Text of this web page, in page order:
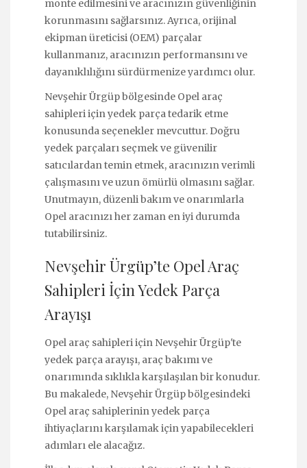
monte edilmesini ve aracınızın güvenliğinin
korunmasını sağlarsınız. Ayrıca, orijinal
ekipman üreticisi (OEM) parçalar
kullanmanız, aracınızın performansını ve
dayanıklılığını sürdürmenize yardımcı olur.
Nevşehir Ürgüp bölgesinde Opel araç
sahipleri için yedek parça tedarik etme
konusunda seçenekler mevcuttur. Doğru
yedek parçaları seçmek ve güvenilir
satıcılardan temin etmek, aracınızın verimli
çalışmasını ve uzun ömürlü olmasını sağlar.
Unutmayın, düzenli bakım ve onarımlarla
Opel aracınızı her zaman en iyi durumda
tutabilirsiniz.
Nevşehir Ürgüp’te Opel Araç
Sahipleri İçin Yedek Parça
Arayışı
Opel araç sahipleri için Nevşehir Ürgüp'te
yedek parça arayışı, araç bakımı ve
onarımında sıklıkla karşılaşılan bir konudur.
Bu makalede, Nevşehir Ürgüp bölgesindeki
Opel araç sahiplerinin yedek parça
ihtiyaçlarını karşılamak için yapabilecekleri
adımları ele alacağız.